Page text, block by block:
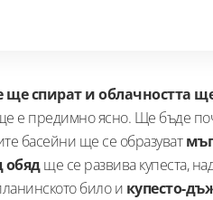
ще спират и облачността
е предимно ясно. Ще бъде
басейни ще се образуват
обядще се развива купеста,
било и купесто-